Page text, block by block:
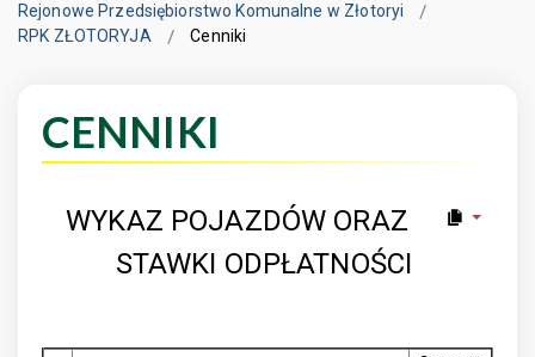
Rejonowe Przedsiębiorstwo Komunalne w Złotoryi
RPK ZŁOTORYJA
Cenniki
CENNIKI
WYKAZ POJAZDÓW ORAZ
STAWKI ODPŁATNOŚCI